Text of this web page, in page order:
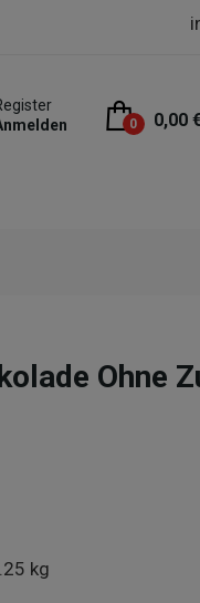
0 0,00
Ohne
kg